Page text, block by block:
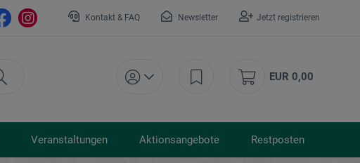
Kontakt & FAQ Newsletter Jetzt registrieren
EUR 0,00
Veranstaltungen Aktionsangebote Restposten